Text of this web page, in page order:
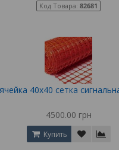
Код Товара: 82681
40х40 сетка
4500.00 грн
Купить